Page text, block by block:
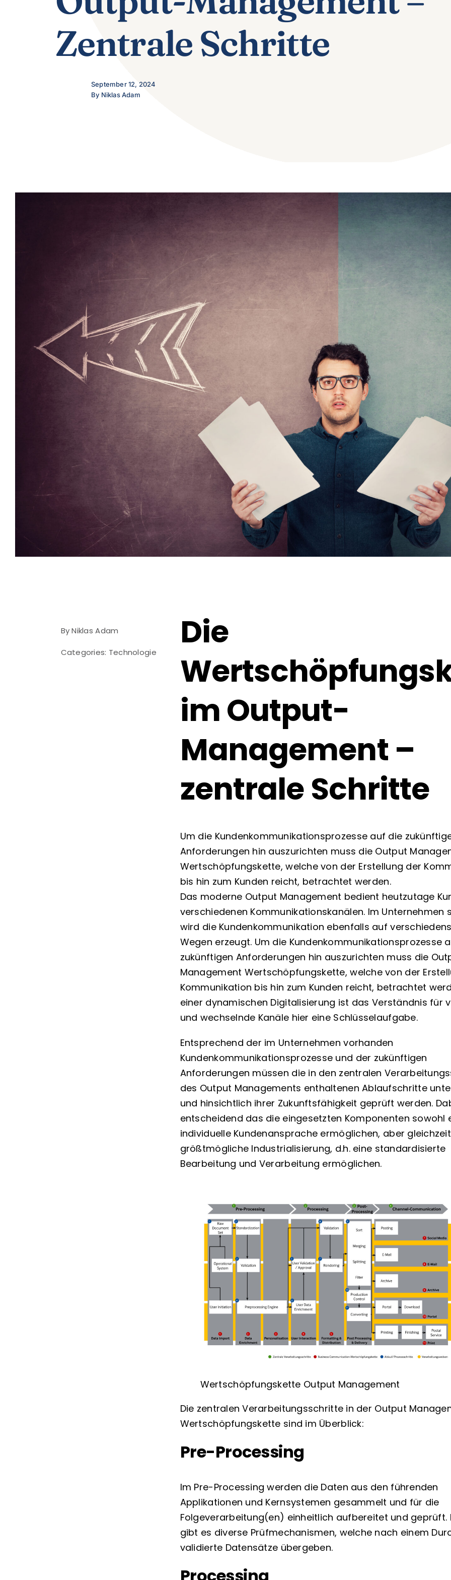
Zentrale Schritte
September 12, 2024
By Niklas Adam
ByNiklas Adam
Categories: Technologie
Die
im Output-
Management –
zentrale Schritte
Um die Kundenkommunikationsprozesse auf die
Anforderungen hin auszurichten muss die Output
Wertschöpfungskette, welche von der Erstellung der
bis hin zum Kunden reicht, betrachtet werden.
Das moderne Output Management bedient heutzutage
verschiedenen Kommunikationskanälen. Im Unternehmen
wird die Kundenkommunikation ebenfalls auf
Wegen erzeugt. Um die Kundenkommunikationsprozesse
zukünftigen Anforderungen hin auszurichten muss die
Management Wertschöpfungskette, welche von der
Kommunikation bis hin zum Kunden reicht, betrachtet
einer dynamischen Digitalisierung ist das Verständnis für
und wechselnde Kanäle hier eine Schlüsselaufgabe.
Entsprechend der im Unternehmen vorhanden
Kundenkommunikationsprozesse und der zukünftigen
Anforderungen müssen die in den zentralen
des Output Managements enthaltenen Ablaufschritte
und hinsichtlich ihrer Zukunftsfähigkeit geprüft werden.
entscheidend das die eingesetzten Komponenten sowohl
individuelle Kundenansprache ermöglichen, aber
größtmögliche Industrialisierung, d.h. eine standardisierte
Bearbeitung und Verarbeitung ermöglichen.
Wertschöpfungskette Output Management
Die zentralen Verarbeitungsschritte in der Output
Wertschöpfungskette sind im Überblick:
Pre-Processing
Im Pre-Processing werden die Daten aus den führenden
Applikationen und Kernsystemen gesammelt und für die
Folgeverarbeitung(en) einheitlich aufbereitet und geprüft.
gibt es diverse Prüfmechanismen, welche nach einem
validierte Datensätze übergeben.